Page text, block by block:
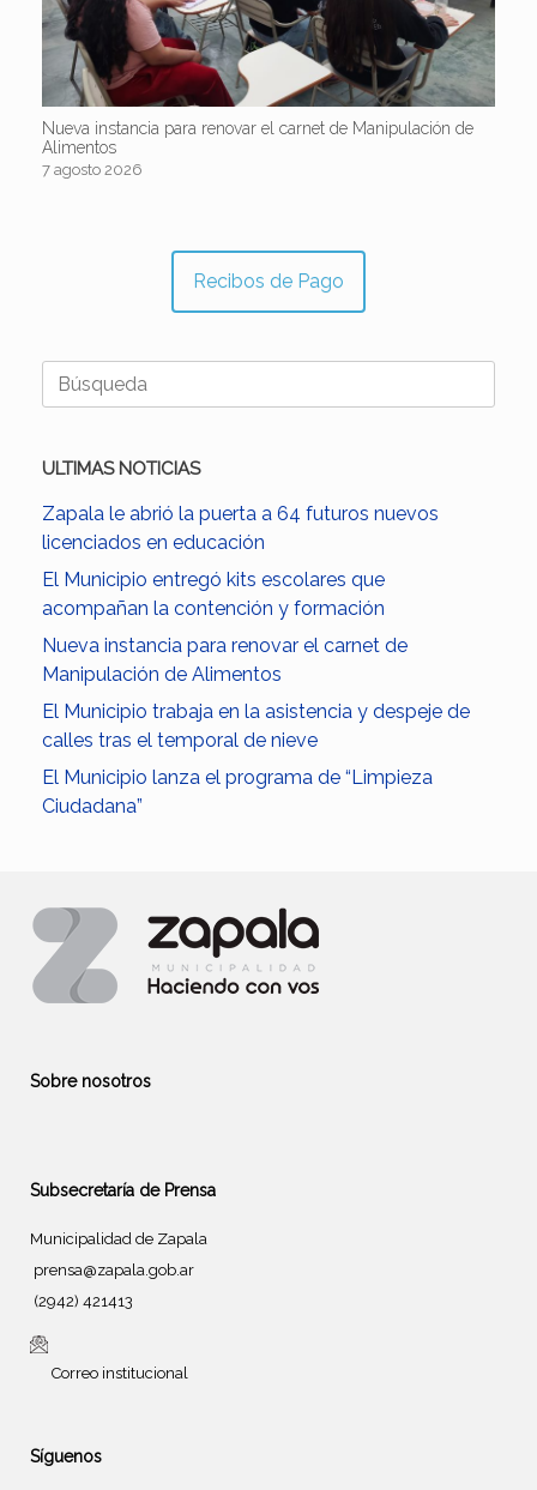
Nueva instancia para renovar el carnet de Manipulación de
Alimentos
7 agosto 2026
Recibos de Pago
Buscar:
ULTIMAS NOTICIAS
Zapala le abrió la puerta a 64 futuros nuevos
licenciados en educación
El Municipio entregó kits escolares que
acompañan la contención y formación
Nueva instancia para renovar el carnet de
Manipulación de Alimentos
El Municipio trabaja en la asistencia y despeje de
calles tras el temporal de nieve
El Municipio lanza el programa de “Limpieza
Ciudadana”
Sobre nosotros
Subsecretaría de Prensa
Municipalidad de Zapala
prensa@zapala.gob.ar
(2942) 421413
Correo institucional
Síguenos